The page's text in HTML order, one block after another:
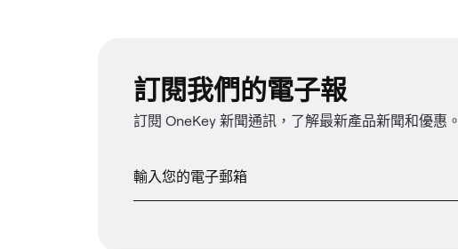
訂閱我們的電子報
訂閱 OneKey 新聞通訊，了解最新產品新聞和優惠。